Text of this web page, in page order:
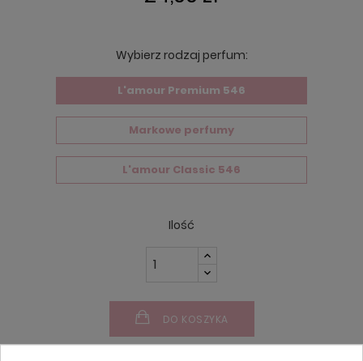
Wybierz rodzaj perfum:
L'amour Premium 546
Markowe perfumy
L'amour Classic 546
Ilość
DO KOSZYKA